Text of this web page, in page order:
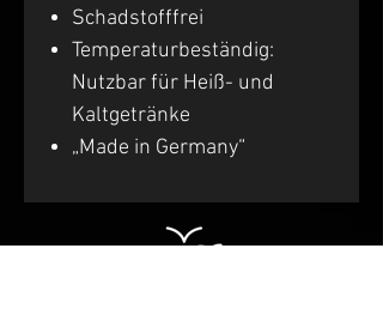
Schadstofffrei
Temperaturbeständig:
Nutzbar für Heiß- und
Kaltgetränke
„Made in Germany“